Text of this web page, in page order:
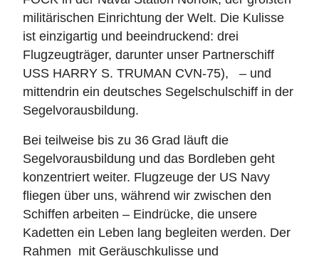
militärischen Einrichtung der Welt. Die Kulisse
ist einzigartig und beeindruckend: drei
Flugzeugträger, darunter unser Partnerschiff
USS HARRY S. TRUMAN CVN‑75), – und
mittendrin ein deutsches Segelschulschiff in der
Segelvorausbildung.
Bei teilweise bis zu 36 Grad läuft die
Segelvorausbildung und das Bordleben geht
konzentriert weiter. Flugzeuge der US Navy
fliegen über uns, während wir zwischen den
Schiffen arbeiten – Eindrücke, die unsere
Kadetten ein Leben lang begleiten werden. Der
Rahmen mit Geräuschkulisse und